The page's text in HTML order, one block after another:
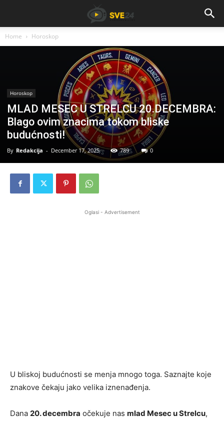
Home Horoskop
Horoskop
MLAD MESEC U STRELCU 20.DECEMBRA:
Blago ovim znacima tokom bliske
budućnosti!
By Redakcija - December 17, 2025 789 0
Oglasi - Advertisement
U bliskoj budućnosti se menja mnogo toga. Saznajte koje
znakove čekaju jako velika iznenađenja.
Dana 20. decembra očekuje nas mlad Mesec u Strelcu,